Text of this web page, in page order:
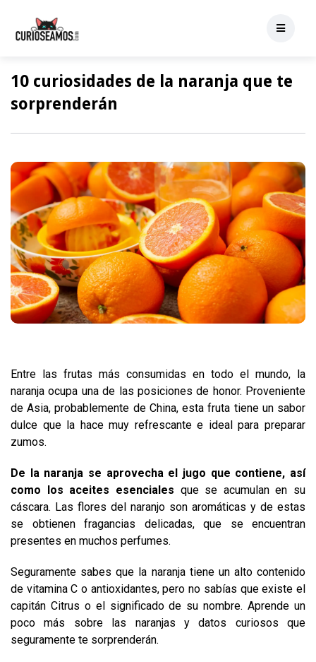
10 curiosidades de la naranja que te
sorprenderán
Entre las frutas más consumidas en todo el mundo, la
naranja ocupa una de las posiciones de honor. Proveniente
de Asia, probablemente de China, esta fruta tiene un sabor
dulce que la hace muy refrescante e ideal para preparar
zumos.
De la naranja se aprovecha el jugo que contiene, así
como los aceites esenciales que se acumulan en su
cáscara. Las flores del naranjo son aromáticas y de estas
se obtienen fragancias delicadas, que se encuentran
presentes en muchos perfumes.
Seguramente sabes que la naranja tiene un alto contenido
de vitamina C o antioxidantes, pero no sabías que existe el
capitán Citrus o el significado de su nombre. Aprende un
poco más sobre las naranjas y datos curiosos que
seguramente te sorprenderán.